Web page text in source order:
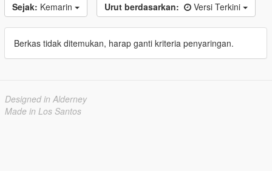
Sejak: Kemarin Urut berdasarkan: Versi Terkini
Berkas tidak ditemukan, harap ganti kriteria penyaringan.
Designed in Alderney
Made in Los Santos